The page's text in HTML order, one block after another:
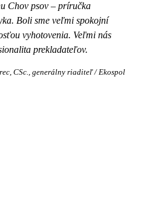
Chov psov – príručka
Boli sme veľmi spokojní
vyhotovenia. Veľmi nás
prekladateľov.
CSc. generálny riaditeľ / Ekospol